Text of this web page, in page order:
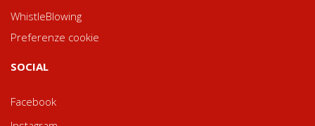
WhistleBlowing
Preferenze cookie
SOCIAL
Facebook